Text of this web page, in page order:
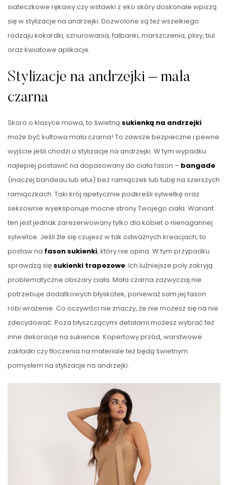
siateczkowe rękawy czy wstawki z eko skóry doskonale wpiszą
się w stylizacje na andrzejki. Dozwolone są też wszelkiego
rodzaju kokardki, sznurowania, falbanki, marszczenia, plisy, tiul
oraz kwiatowe aplikacje.
Stylizacje na andrzejki – mała
czarna
Skoro o klasyce mowa, to świetną sukienką na andrzejki
może być kultowa mała czarna! To zawsze bezpieczne i pewne
wyjście jeśli chodzi o stylizacje na andrzejki. W tym wypadku
najlepiej postawić na dopasowany do ciała fason – bangade
(inaczej bandeau lub etui) bez ramiączek lub tubę na szerszych
ramiączkach. Taki krój apetycznie podkreśli sylwetkę oraz
seksownie wyeksponuje mocne strony Twojego ciała. Wariant
ten jest jednak zarezerwowany tylko dla kobiet o nienagannej
sylwetce. Jeśli źle się czujesz w tak odważnych kreacjach, to
postaw na fason sukienki, który nie opina. W tym przypadku
sprawdzą się sukienki trapezowe. Ich luźniejsze poły zakryją
problematyczne obszary ciała. Mała czarna zazwyczaj nie
potrzebuje dodatkowych błyskotek, ponieważ sam jej fason
robi wrażenie. Co oczywiści nie znaczy, że nie możesz się na nie
zdecydować. Poza błyszczącymi detalami możesz wybrać też
inne dekoracje na sukience. Kopertowy przód, warstwowe
zakładki czy tłoczenia na materiale też będą świetnym
pomysłem na stylizacje na andrzejki.